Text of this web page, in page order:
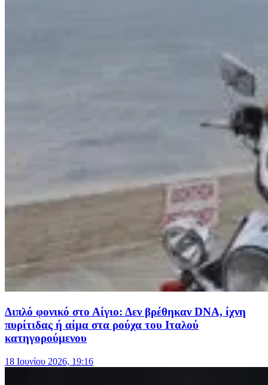
Διπλό φονικό στο Αίγιο: Δεν βρέθηκαν DNA, ίχνη
πυρίτιδας ή αίμα στα ρούχα του Ιταλού
κατηγορούμενου
18 Ιουνίου 2026, 19:16